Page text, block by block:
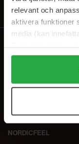
relevant och
aktivera funktioner
media (kan
Genom att trycka
alla cookies,
användningen av
samt vår
av når som helst.
NORDICFEEL